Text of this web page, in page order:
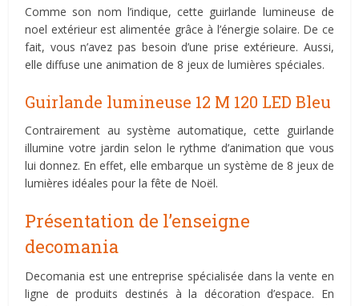
Comme son nom l’indique, cette guirlande lumineuse de
noel extérieur est alimentée grâce à l’énergie solaire. De ce
fait, vous n’avez pas besoin d’une prise extérieure. Aussi,
elle diffuse une animation de 8 jeux de lumières spéciales.
Guirlande lumineuse 12 M 120 LED Bleu
Contrairement au système automatique, cette guirlande
illumine votre jardin selon le rythme d’animation que vous
lui donnez. En effet, elle embarque un système de 8 jeux de
lumières idéales pour la fête de Noël.
Présentation de l’enseigne
decomania
Decomania est une entreprise spécialisée dans la vente en
ligne de produits destinés à la décoration d’espace. En